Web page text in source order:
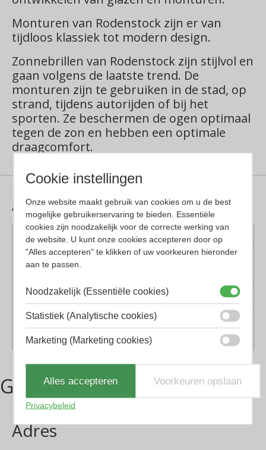
Monturen van Rodenstock zijn er van
tijdloos klassiek tot modern design.
Zonnebrillen van Rodenstock zijn stijlvol en
gaan volgens de laatste trend. De
monturen zijn te gebruiken in de stad, op
strand, tijdens autorijden of bij het
sporten. Ze beschermen de ogen optimaal
tegen de zon en hebben een optimale
draagcomfort.
Aanvullende informatie
Kleur montuur
Gunmetal
Montuur
materiaal
Lens materiaal
Kunststof
Geschikt voor
Dames, Heren
Vorm
Vlinder
Gerelateerde producten
Adres
Cookie instellingen
Onze website maakt gebruik van cookies om u de best
mogelijke gebruikerservaring te bieden. Essentiële
cookies zijn noodzakelijk voor de correcte werking van
de website. U kunt onze cookies accepteren door op
"Alles accepteren" te klikken of uw voorkeuren hieronder
aan te passen.
Noodzakelijk (Essentiële cookies)
Statistiek (Analytische cookies)
Marketing (Marketing cookies)
Alles accepteren Voorkeuren opslaan
Privacybeleid